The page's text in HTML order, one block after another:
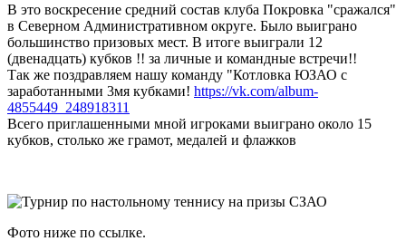
В это воскресение средний состав клуба Покровка "сражался"
в Северном Административном округе. Было выиграно
большинство призовых мест. В итоге выиграли 12
(двенадцать) кубков !! за личные и командные встречи!!
Так же поздравляем нашу команду "Котловка ЮЗАО с
заработанными 3мя кубками! https://vk.com/album-
4855449_248918311
Всего приглашенными мной игроками выиграно около 15
кубков, столько же грамот, медалей и флажков
Фото ниже по ссылке.